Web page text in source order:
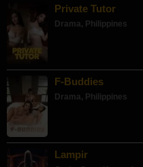
Private Tutor
Drama, Philippines
F-Buddies
Drama, Philippines
Lampir